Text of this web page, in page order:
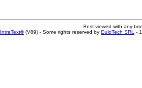
Best viewed with any
IntraText®(V89) - Some rights reserved by EuloTech SRL -